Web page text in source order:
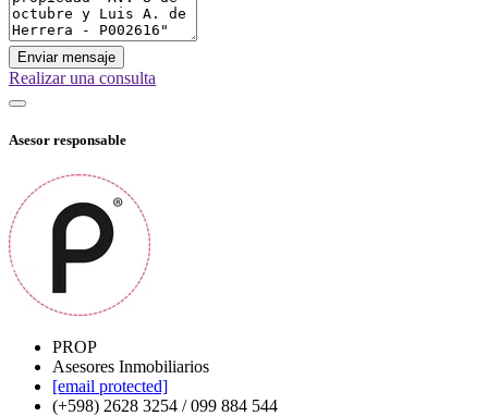
Enviar mensaje
Realizar una consulta
Asesor responsable
PROP
Asesores Inmobiliarios
[email protected]
(+598) 2628 3254 / 099 884 544